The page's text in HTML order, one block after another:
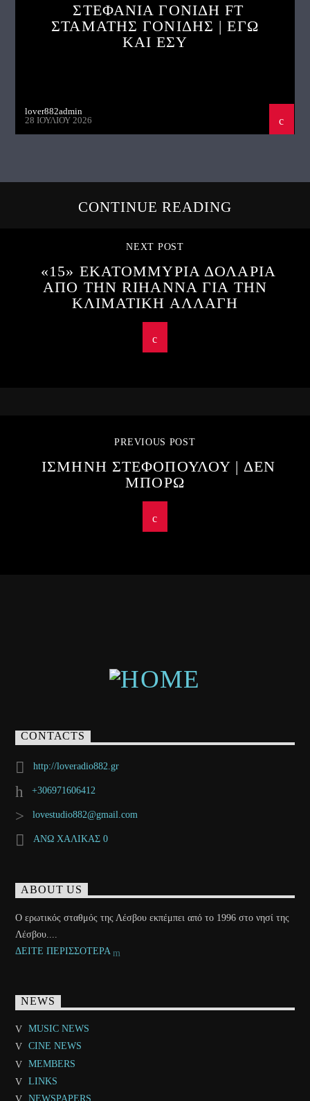
ΣΤΕΦΑΝΙΑ ΓΟΝΙΔΗ FT
ΣΤΑΜΑΤΗΣ ΓΟΝΙΔΗΣ | ΕΓΩ
ΚΑΙ ΕΣΥ
lover882admin
28 ΙΟΥΛΊΟΥ 2026
CONTINUE READING
NEXT POST
«15» ΕΚΑΤΟΜΜΥΡΙΑ ΔΟΛΑΡΙΑ
ΑΠΟ ΤΗΝ RIHANNA ΓΙΑ ΤΗΝ
ΚΛΙΜΑΤΙΚΗ ΑΛΛΑΓΗ
PREVIOUS POST
ΙΣΜΗΝΗ ΣΤΕΦΟΠΟΥΛΟΥ | ΔΕΝ
ΜΠΟΡΩ
CONTACTS
http://loveradio882.gr
+306971606412
lovestudio882@gmail.com
ΑΝΩ ΧΑΛΙΚΑΣ 0
ABOUT US
Ο ερωτικός σταθμός της Λέσβου εκπέμπει από το 1996 στο νησί της
Λέσβου....
ΔΕΙΤΕ ΠΕΡΙΣΣΟΤΕΡΑ
NEWS
MUSIC NEWS
CINE NEWS
MEMBERS
LINKS
NEWSPAPERS